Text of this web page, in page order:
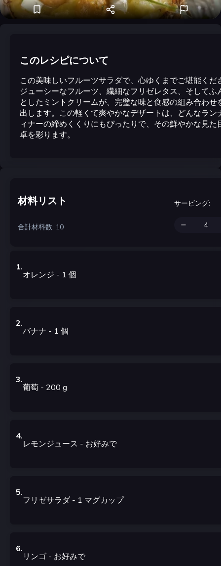
このレシピについて
この美味しいフルーツサラダで、心ゆくまでご堪能くだ
ジューシーなフルーツ、繊細なフリゼレタス、そしてふ
としたミントクリームが、完璧な味と食感の組み合わせ
出します。この軽くて爽やかなデザートは、どんなラン
ィナーの締めくくりにもぴったりで、その鮮やかな見た
卓を彩ります。
材料リスト
合計材料数: 10
サービング:
1.
オレンジ - 1 個
2.
バナナ - 1 個
3.
葡萄 - 200 g
4.
レモンジュース - お好みで
5.
フリゼサラダ- 1 マグカップ
6.
リンゴ - お好みで